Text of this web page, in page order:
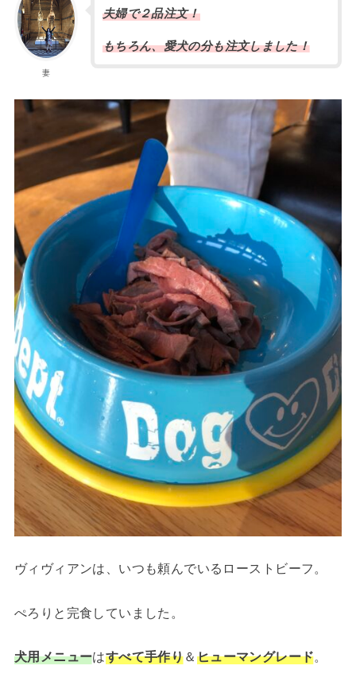
妻
夫婦で２品注文！
もちろん、愛犬の分も注文しました！
ヴィヴィアンは、いつも頼んでいるローストビーフ。
ぺろりと完食していました。
犬用メニューはすべて手作り＆ ヒューマングレード。